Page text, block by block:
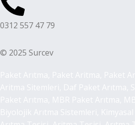
0312 557 47 79
© 2025 Surcev